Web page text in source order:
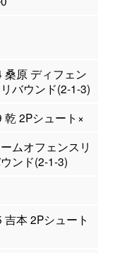
桑原 ディフェン
バウンド(2-1-3)
乾 2Pシュート×
ムオフェンスリ
ンド(2-1-3)
吉本 2Pシュート